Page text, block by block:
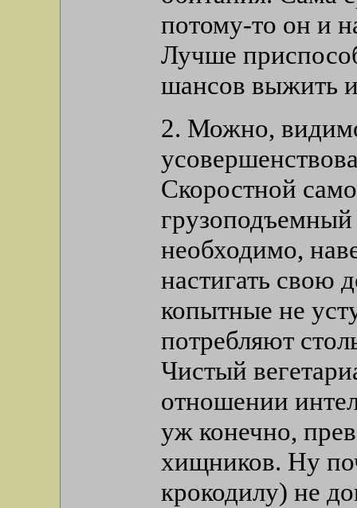
потому-то он и
Лучше
шансов выжить
2. Можно,
Скоростной
необходимо,
настигать свою
копытные не
потребляют
Чистый
отношении
уж конечно,
хищников. Ну
крокодилу) не